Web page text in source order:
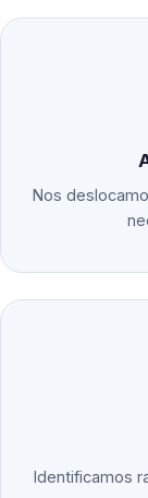
Nos
Identificamos